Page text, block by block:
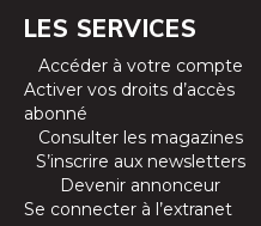
LES SERVICES
Accéder à votre compte
Activer vos droits d’accès
abonné
Consulter les magazines
S’inscrire aux newsletters
Devenir annonceur
Se connecter à l’extranet